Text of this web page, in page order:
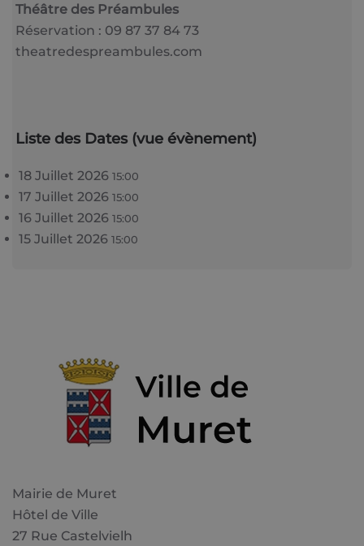
Théâtre des Préambules
Réservation : 09 87 37 84 73
theatredespreambules.com
Liste des Dates (vue évènement)
18 Juillet 202615:00
17 Juillet 202615:00
16 Juillet 202615:00
15 Juillet 202615:00
Mairie de Muret
Hôtel de Ville
27 Rue Castelvielh